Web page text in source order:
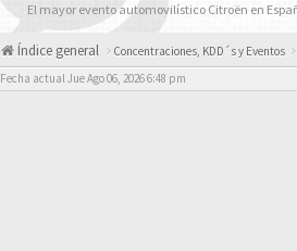
El mayor evento automovilístico Citroën en
Índice general Concentraciones, KDD´s y Eventos
Fecha actual Jue Ago 06, 2026 6:48 pm